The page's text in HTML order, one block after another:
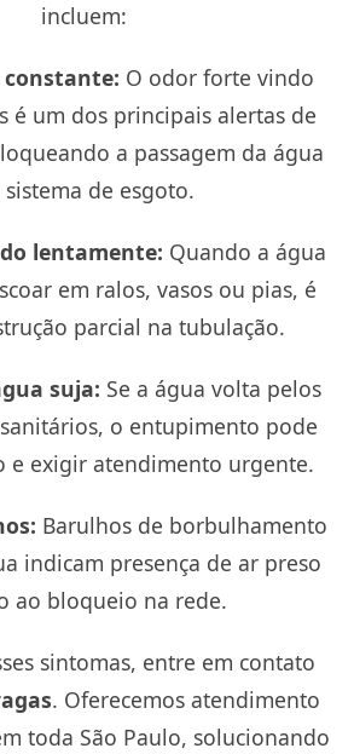
incluem:
constante: O odor forte vindo
é um dos principais alertas de
a passagem da água
sistema de esgoto.
lentamente: Quando a água
em ralos, vasos ou pias, é
parcial na tubulação.
suja: Se a água volta pelos
o entupimento pode
e exigir atendimento urgente.
Barulhos de borbulhamento
indicam presença de ar preso
ao bloqueio na rede.
sintomas, entre em contato
. Oferecemos atendimento
toda São Paulo, solucionando